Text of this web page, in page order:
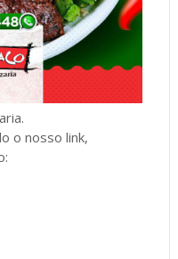
o nosso link,